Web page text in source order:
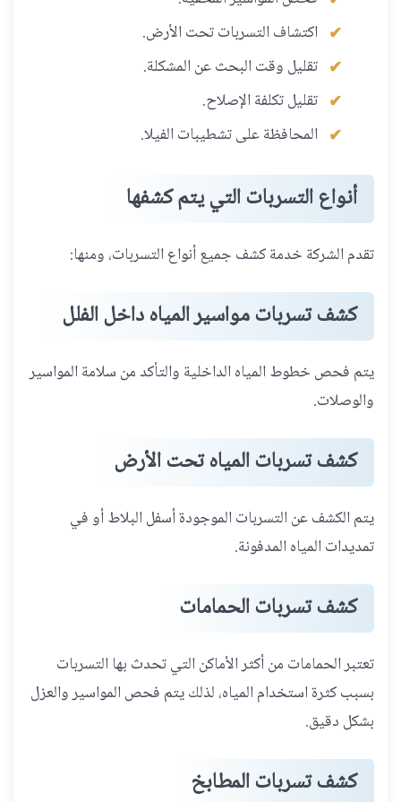
اكتشاف التسربات تحت الأرض.
تقليل وقت البحث عن المشكلة.
تقليل تكلفة الإصلاح.
المحافظة على تشطيبات الفيلا.
أنواع التسربات التي يتم كشفها
تقدم الشركة خدمة كشف جميع أنواع التسربات، ومنها:
كشف تسربات مواسير المياه داخل الفلل
يتم فحص خطوط المياه الداخلية والتأكد من سلامة المواسير
والوصلات.
كشف تسربات المياه تحت الأرض
يتم الكشف عن التسربات الموجودة أسفل البلاط أو في
تمديدات المياه المدفونة.
كشف تسربات الحمامات
تعتبر الحمامات من أكثر الأماكن التي تحدث بها التسربات
بسبب كثرة استخدام المياه، لذلك يتم فحص المواسير والعزل
بشكل دقيق.
كشف تسربات المطابخ